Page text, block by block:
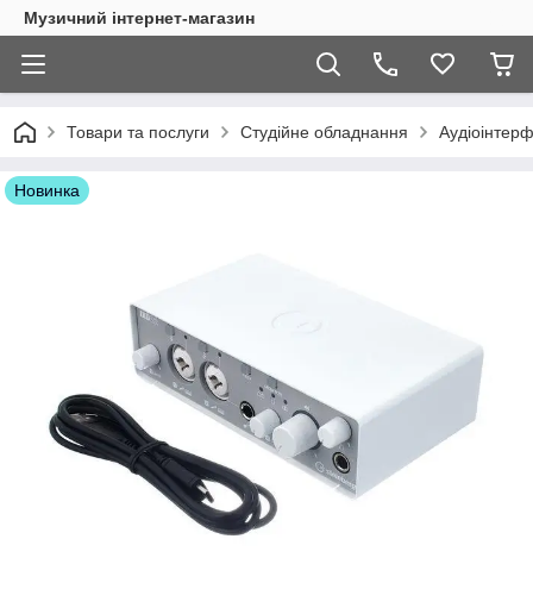
Музичний інтернет-магазин
Товари та послуги Студійне обладнання
Новинка